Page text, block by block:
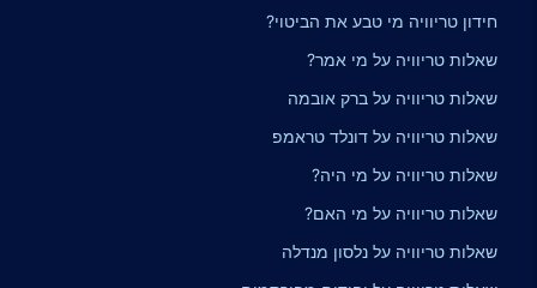
חידון טריוויה מי טבע את הביטוי?
שאלות טריוויה על מי אמר?
שאלות טריוויה על ברק אובמה
שאלות טריוויה על דונלד טראמפ
שאלות טריוויה על מי היה?
שאלות טריוויה על מי האם?
שאלות טריוויה על נלסון מנדלה